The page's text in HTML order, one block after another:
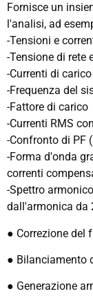
Fornisce un
l'analisi, ad
-Tensioni e
-Tensione di rete
-Currenti di
-Frequenza del
-Fattore di carico
-Currenti RMS
-Confronto di PF
-Forma d'onda
correnti
-Spettro
dall'armonica da
● Correzione del
● Bilanciamento
● Generazione